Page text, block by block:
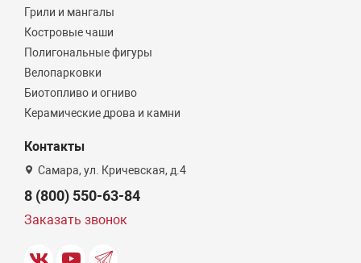
Грили и мангалы
Костровые чаши
Полигональные фигуры
Велопарковки
Биотопливо и огниво
Керамические дрова и камни
Контакты
Самара, ул. Кричевская, д.4
8 (800) 550-63-84
Заказать звонок